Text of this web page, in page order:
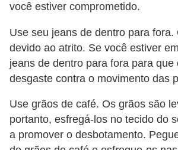
você estiver comprometido.
Use seu jeans de dentro para fora.
devido ao atrito. Se você estiver
jeans de dentro para fora para que
desgaste contra o movimento das
Use grãos de café. Os grãos são
portanto, esfregá-los no tecido do
a promover o desbotamento.